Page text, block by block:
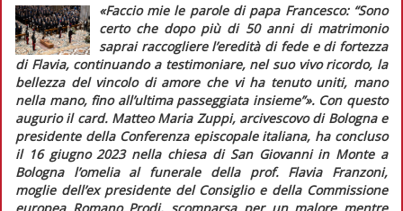
«Faccio mie le parole di papa Francesco: “Sono
certo che dopo più di 50 anni di matrimonio
saprai raccogliere l’eredità di fede e di fortezza
di Flavia, continuando a testimoniare, nel suo vivo ricordo, la
bellezza del vincolo di amore che vi ha tenuto uniti, mano
nella mano, fino all’ultima passeggiata insieme”». Con questo
augurio il card. Matteo Maria Zuppi, arcivescovo di Bologna e
presidente della Conferenza episcopale italiana, ha concluso
il 16 giugno 2023 nella chiesa di San Giovanni in Monte a
Bologna l’omelia al funerale della prof. Flavia Franzoni,
moglie dell’ex presidente del Consiglio e della Commissione